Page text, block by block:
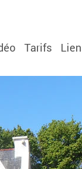
Tarifs